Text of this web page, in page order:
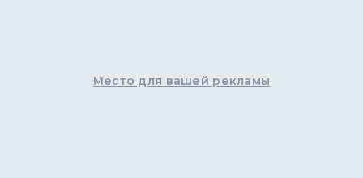
Место для вашей рекламы